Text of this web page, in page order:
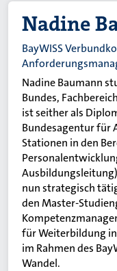
Nadine
BayWISS
Nadine Baumann
Bundes,
ist seither als
Bundesagentur für
Stationen in den
nun strategisch
den Master-
für Weiterbildung
im Rahmen des
Wandel.